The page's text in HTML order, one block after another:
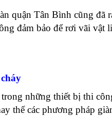
quận Tân Bình cũng đã
đảm bảo để rơi vãi vật
những thiết bị thi
thế các phương pháp